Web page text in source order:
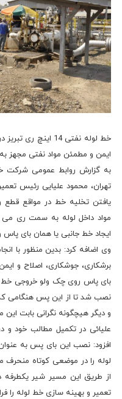
خط لوله نفتی 14
ایمن و مطمئن مواد نفتی مجهز
به گزارش روابط عمومی شرکت
تهران، محمود علیایی رئیس
یافتن تخلیه خط در مواقع قطع
مواد داخل لوله به سمت ری
ایجاد خط جانبی یا همان بای پاس
برشکاری، جوشکاری، اصلاح و
نصب شد تا از این پس هنگامی
و دیگر هیچگونه نگرانی بابت این
علیائی در تکمیل مطالب خود
افزود: نصب این بای پس به
لوله را در موضعی کوتاه
از طریق این مسیر شیر یکطرفه
تعمیر و بهینه سازی خط لوله را